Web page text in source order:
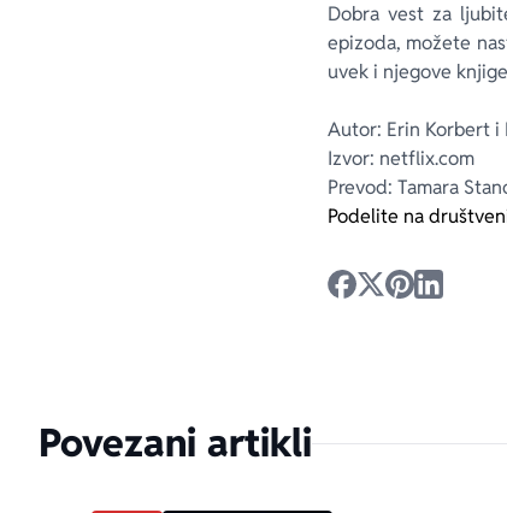
Dobra vest za
epizoda, možete
uvek i njegove
Autor: Erin Korbert i
Izvor: netflix.com
Prevod: Tamara
Podelite na
Povezani artikli